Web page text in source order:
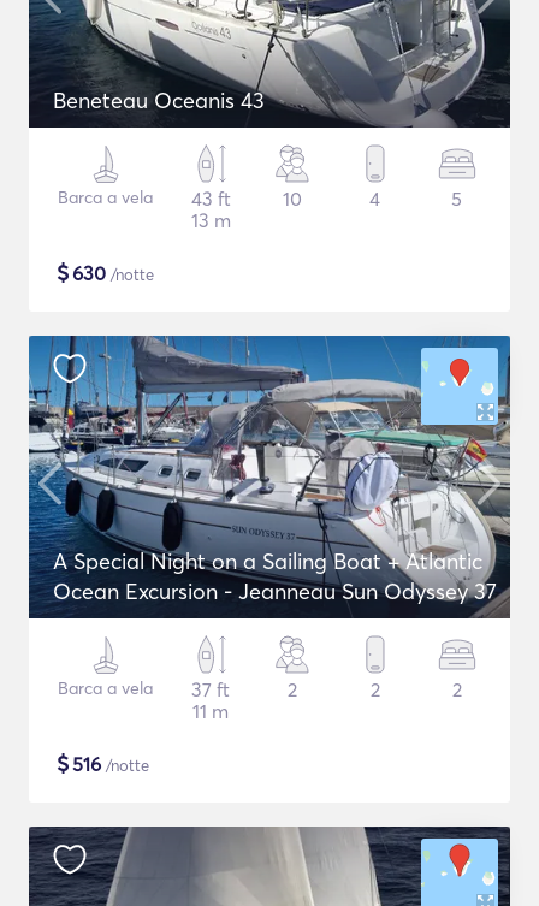
Beneteau Oceanis 43
Barca a vela
43 ft
13 m
10 4 5
$630 /notte
A Special Night on a Sailing Boat + Atlantic
Ocean Excursion - Jeanneau Sun Odyssey 37
Barca a vela
37 ft
11 m
2 2 2
$516 /notte